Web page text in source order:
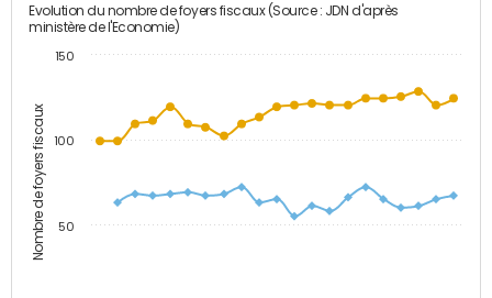
Nombre de foyers fiscaux
Evolution du nombre de foyers fiscaux (Source : JDN d'après
ministère de l'Economie)
50
100
150